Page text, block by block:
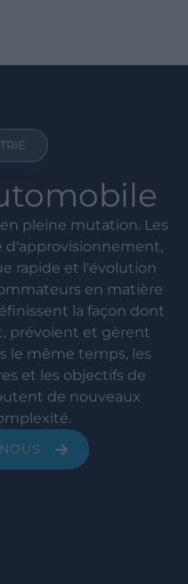
pleine mutation. Les
d'approvisionnement,
rapide et l'évolution
en matière
la façon dont
prévoient et gèrent
le même temps, les
et les objectifs de
de nouveaux